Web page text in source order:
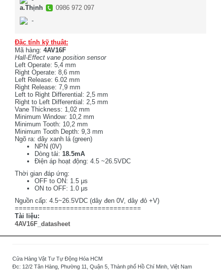
a.Thịnh
0986 972 097
-
Đặc tính kỹ thuật:
Mã hàng: 4AV16F
Hall-Effect vane position sensor
Left Operate: 5,4 mm
Right Operate: 8,6 mm
Left Release: 6.02 mm
Right Release: 7,9 mm
Left to Right Differential: 2,5 mm
Right to Left Differential: 2,5 mm
Vane Thickness: 1,02 mm
Minimum Window: 10,2 mm
Minimum Tooth: 10,2 mm
Minimum Tooth Depth: 9,3 mm
Ngõ ra: dây xanh lá (green)
NPN (0V)
Dòng tải: 18.5mA
Điện áp hoạt động: 4.5 ~26.5VDC
Thời gian đáp ứng:
OFF to ON: 1.5 μs
ON to OFF: 1.0 μs
Nguồn cấp: 4.5~26.5VDC (dây đen 0V, dây đỏ +V)
================================
Tài liệu:
4AV16F_datasheet
Cửa Hàng Vật Tư Tự Động Hóa HCM
Đc: 12/2 Tân Hàng, Phường 11, Quận 5, Thành phố Hồ Chí Minh, Việt Nam